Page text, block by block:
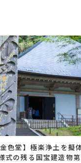
金色堂】極楽浄土を擬
式の残る国宝建造物第